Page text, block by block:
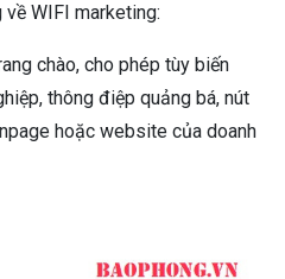
WIFI marketing:
chào, cho phép tùy biến
thông điệp quảng bá, nút
hoặc website của doanh